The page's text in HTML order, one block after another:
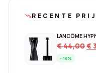
trending_downRECENTE
€44,00€
- 16%